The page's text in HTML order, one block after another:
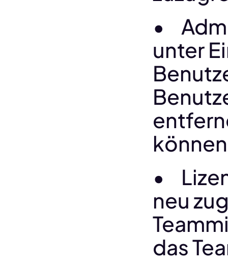
•	Admins können Lizenzen
unter
•	Lizenzen können jederzeit
neu
das